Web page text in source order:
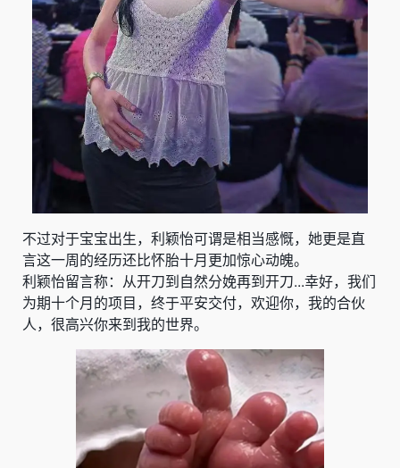
不过对于宝宝出生，利颖怡可谓是相当感慨，她更是直
言这一周的经历还比怀胎十月更加惊心动魄。
利颖怡留言称：从开刀到自然分娩再到开刀...幸好，我们
为期十个月的项目，终于平安交付，欢迎你，我的合伙
人，很高兴你来到我的世界。